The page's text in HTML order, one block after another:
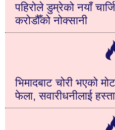
पहिरोले डुम्रेको नयाँ
करोडौँको नोक्सानी
भिमादबाट चोरी भएको
फेला, सवारीधनीलाई